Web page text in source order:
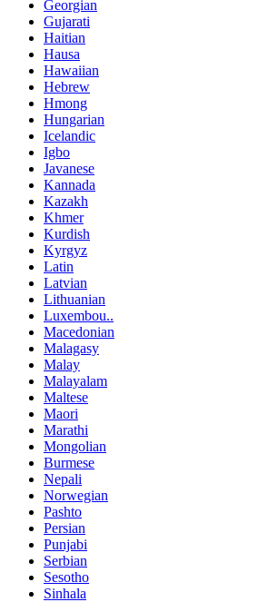
Georgian
Gujarati
Haitian
Hausa
Hawaiian
Hebrew
Hmong
Hungarian
Icelandic
Igbo
Javanese
Kannada
Kazakh
Khmer
Kurdish
Kyrgyz
Latin
Latvian
Lithuanian
Luxembou..
Macedonian
Malagasy
Malay
Malayalam
Maltese
Maori
Marathi
Mongolian
Burmese
Nepali
Norwegian
Pashto
Persian
Punjabi
Serbian
Sesotho
Sinhala